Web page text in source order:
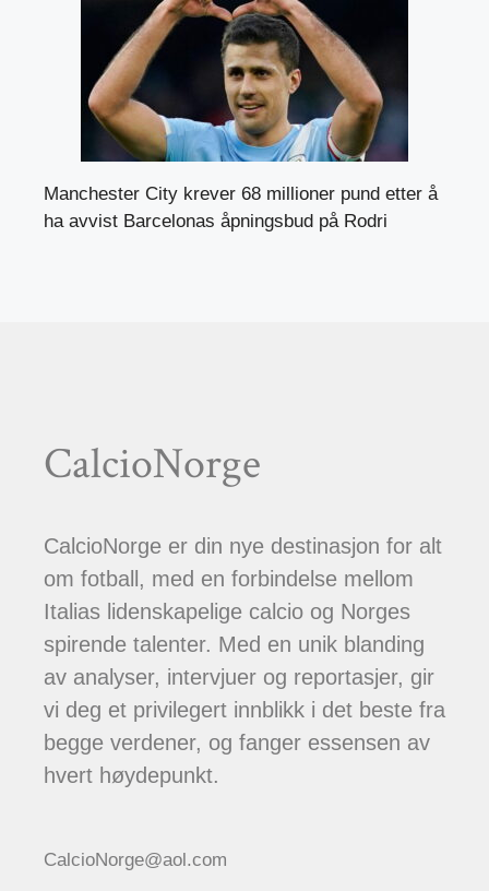
Manchester City krever 68 millioner pund etter å
ha avvist Barcelonas åpningsbud på Rodri
CalcioNorge
CalcioNorge er din nye destinasjon for alt
om fotball, med en forbindelse mellom
Italias lidenskapelige calcio og Norges
spirende talenter. Med en unik blanding
av analyser, intervjuer og reportasjer, gir
vi deg et privilegert innblikk i det beste fra
begge verdener, og fanger essensen av
hvert høydepunkt.
CalcioNorge@aol.com